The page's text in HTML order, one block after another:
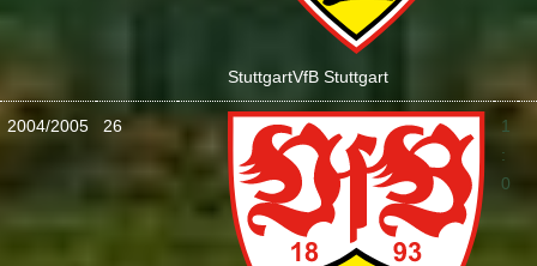
StuttgartVfB Stuttgart
2004/2005 26
1
:
0